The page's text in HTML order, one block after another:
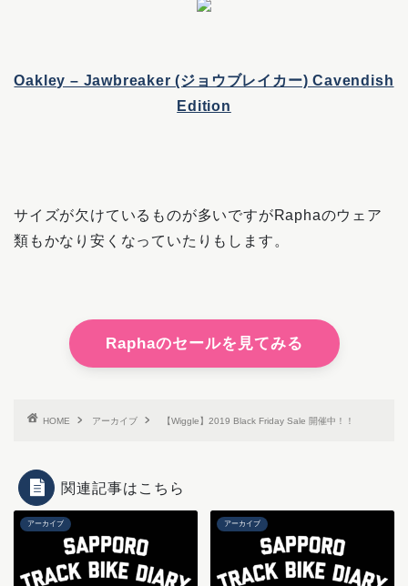
Oakley – Jawbreaker (ジョウブレイカー) Cavendish
Edition
サイズが欠けているものが多いですがRaphaのウェア
類もかなり安くなっていたりもします。
Raphaのセールを見てみる
HOME アーカイブ 【Wiggle】2019 Black Friday Sale 開催中！！
関連記事はこちら
アーカイブ アーカイブ